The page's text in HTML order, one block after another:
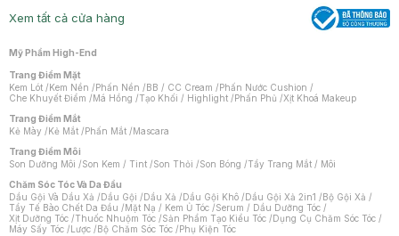
Xem tất cả cửa hàng
Mỹ Phẩm High-End
Trang Điểm Mặt
Kem Lót /Kem Nền /Phấn Nền /BB / CC Cream /Phấn Nước Cushion /
Che Khuyết Điểm /Má Hồng /Tạo Khối / Highlight /Phấn Phủ /Xịt Khoá Makeup
Trang Điểm Mắt
Kẻ Mày /Kẻ Mắt /Phấn Mắt /Mascara
Trang Điểm Môi
Son Dưỡng Môi /Son Kem / Tint /Son Thỏi /Son Bóng /Tẩy Trang Mắt / Môi
Chăm Sóc Tóc Và Da Đầu
Dầu Gội Và Dầu Xả /Dầu Gội /Dầu Xả /Dầu Gội Khô /Dầu Gội Xả 2in1 /Bộ Gội Xả /
Tẩy Tế Bào Chết Da Đầu /Mặt Nạ / Kem Ủ Tóc /Serum / Dầu Dưỡng Tóc /
Xịt Dưỡng Tóc /Thuốc Nhuộm Tóc /Sản Phẩm Tạo Kiểu Tóc /Dụng Cụ Chăm Sóc Tóc /
Máy Sấy Tóc /Lược /Bộ Chăm Sóc Tóc /Phụ Kiện Tóc